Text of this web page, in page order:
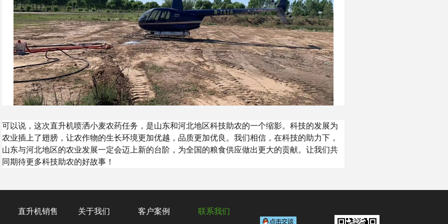
可以说，这次直升机喷洒小麦农药任务，是山东和河北地区科技助农的一个缩影。科技的发展为
农业插上了翅膀，让农作物的生长环境更加优越，品质更加优良。我们相信，在科技的助力下，
山东与河北地区的农业发展一定会迈上新的台阶，为全国的粮食供应做出更大的贡献。让我们共
同期待更多科技助农的好故事！
直升机销售 关于我们 客户案例 联系我们